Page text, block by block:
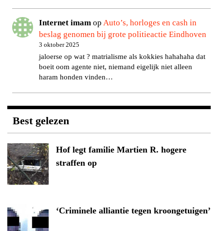
Internet imam opAuto’s, horloges en cash in
beslag genomen bij grote politieactie Eindhoven
3 oktober 2025
jaloerse op wat ? matrialisme als kokkies hahahaha dat
boeit oom agente niet, niemand eigelijk niet alleen
haram honden vinden…
Best gelezen
Hof legt familie Martien R. hogere
straffen op
‘Criminele alliantie tegen kroongetuigen’